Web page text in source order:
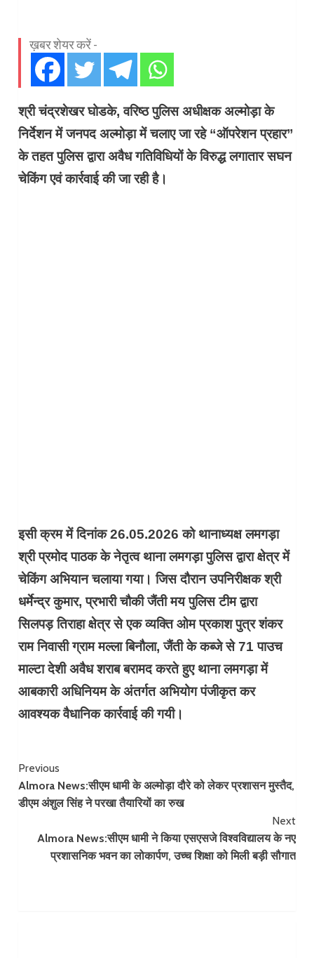
ख़बर शेयर करें -
श्री चंद्रशेखर घोडके, वरिष्ठ पुलिस अधीक्षक अल्मोड़ा के
निर्देशन में जनपद अल्मोड़ा में चलाए जा रहे “ऑपरेशन प्रहार”
के तहत पुलिस द्वारा अवैध गतिविधियों के विरुद्ध लगातार सघन
चेकिंग एवं कार्रवाई की जा रही है।
इसी क्रम में दिनांक 26.05.2026 को थानाध्यक्ष लमगड़ा
श्री प्रमोद पाठक के नेतृत्व थाना लमगड़ा पुलिस द्वारा क्षेत्र में
चेकिंग अभियान चलाया गया। जिस दौरान उपनिरीक्षक श्री
धर्मेन्द्र कुमार, प्रभारी चौकी जैंती मय पुलिस टीम द्वारा
सिलपड़ तिराहा क्षेत्र से एक व्यक्ति ओम प्रकाश पुत्र शंकर
राम निवासी ग्राम मल्ला बिनौला, जैंती के कब्जे से 71 पाउच
माल्टा देशी अवैध शराब बरामद करते हुए थाना लमगड़ा में
आबकारी अधिनियम के अंतर्गत अभियोग पंजीकृत कर
आवश्यक वैधानिक कार्रवाई की गयी।
Continue
Reading
Previous
Almora News:सीएम धामी के अल्मोड़ा दौरे को लेकर प्रशासन मुस्तैद,
डीएम अंशुल सिंह ने परखा तैयारियों का रुख
Next
Almora News:​सीएम धामी ने किया एसएसजे विश्वविद्यालय के नए
प्रशासनिक भवन का लोकार्पण, उच्च शिक्षा को मिली बड़ी सौगात